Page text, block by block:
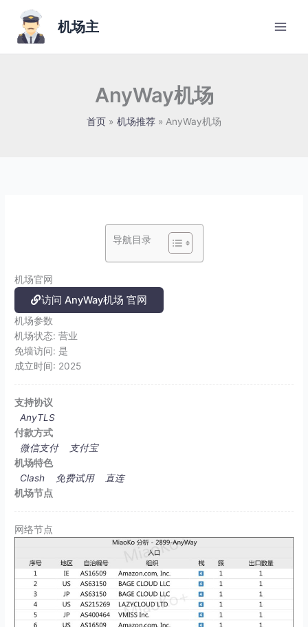
机场主
AnyWay机场
首页 机场推荐 AnyWay机场
导航目录
机场官网
访问 AnyWay机场 官网
机场参数
机场状态:营业
免墙访问: 是
成立时间: 2025
支持协议
AnyTLS
付款方式
微信支付
支付宝
机场特色
Clash
免费试用
直连
机场节点
网络节点